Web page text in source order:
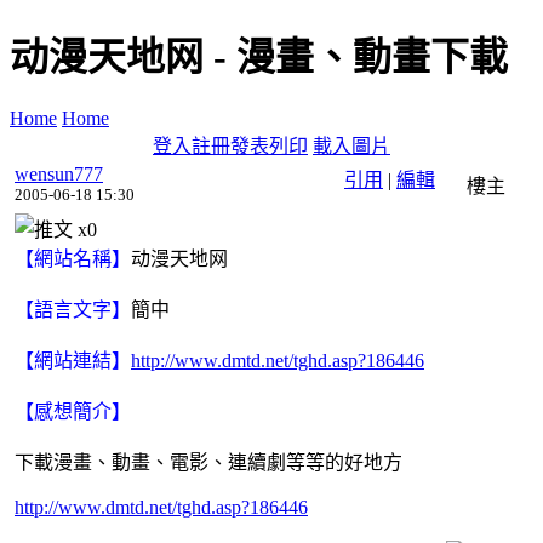
动漫天地网 - 漫畫、動畫下載
Home Home
登入註冊發表列印 載入圖片
引用 | 編輯
wensun777
2005-06-18 15:30 樓主
x0
【網站名稱】 动漫天地网
【語言文字】 簡中
【網站連結】 http://www.dmtd.net/tghd.asp?186446
【感想簡介】
下載漫畫、動畫、電影、連續劇等等的好地方
http://www.dmtd.net/tghd.asp?186446